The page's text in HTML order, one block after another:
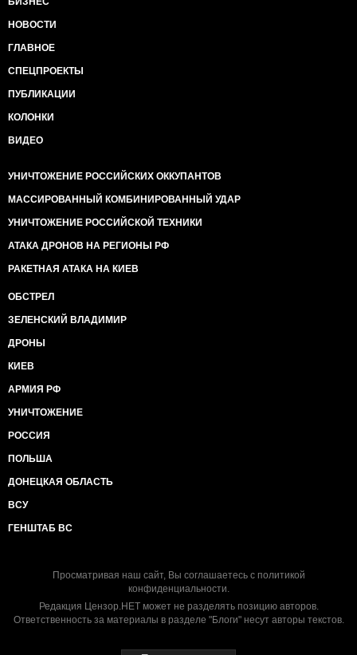
НОВОСТИ
ГЛАВНОЕ
СПЕЦПРОЕКТЫ
ПУБЛИКАЦИИ
КОЛОНКИ
ВИДЕО
УНИЧТОЖЕНИЕ РОССИЙСКИХ ОККУПАНТОВ
МАССИРОВАННЫЙ КОМБИНИРОВАННЫЙ УДАР
УНИЧТОЖЕНИЕ РОССИЙСКОЙ ТЕХНИКИ
АТАКА ДРОНОВ НА РЕГИОНЫ РФ
РАКЕТНАЯ АТАКА НА КИЕВ
ОБСТРЕЛ
ЗЕЛЕНСКИЙ ВЛАДИМИР
ДРОНЫ
КИЕВ
АРМИЯ РФ
УНИЧТОЖЕНИЕ
РОССИЯ
ПОЛЬША
ДОНЕЦКАЯ ОБЛАСТЬ
ВСУ
ГЕНШТАБ ВС
Просматривая наш сайт, Вы соглашаетесь с политикой
конфиденциальности.
Редакция Цензор.НЕТ может не разделять позицию авторов.
Ответственность за материалы в разделе "Блоги" несут авторы текстов.